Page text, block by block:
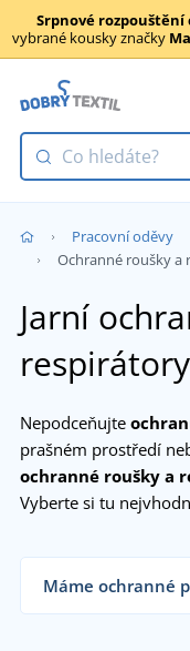
Srpnové rozpouštění
vybrané kousky značky
Pracovní oděvy
Ochranné roušky a
Jarní
respirátory
Nepodceňujte
prašném prostředí
ochranné roušky a
Vyberte si tu
Máme ochranné